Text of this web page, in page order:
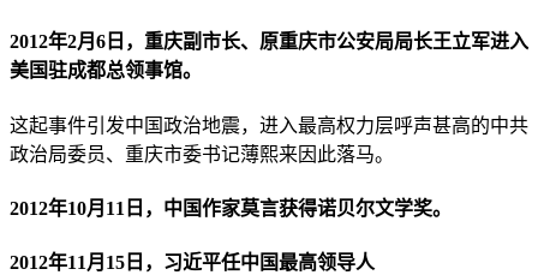
2012年2月6日，重庆副市长、原重庆市公安局局长王立军进入
美国驻成都总领事馆。
这起事件引发中国政治地震，进入最高权力层呼声甚高的中共
政治局委员、重庆市委书记薄熙来因此落马。
2012年10月11日，中国作家莫言获得诺贝尔文学奖。
2012年11月15日，习近平任中国最高领导人